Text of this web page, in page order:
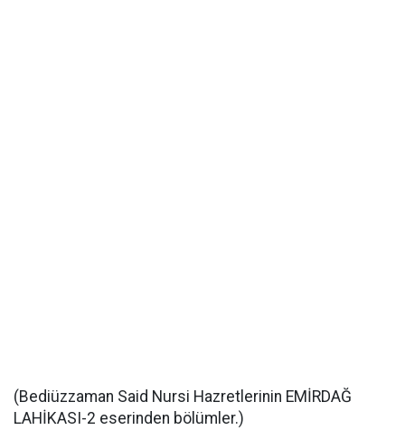
(Bediüzzaman Said Nursi Hazretlerinin EMİRDAĞ
LAHİKASI-2 eserinden bölümler.)